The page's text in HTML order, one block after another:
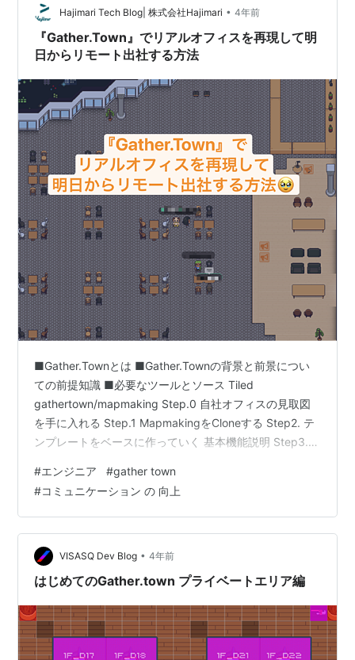
Hajimari Tech Blog| 株式会社Hajimari • 4年前
『Gather.Town』でリアルオフィスを再現して明
日からリモート出社する方法
■Gather.Townとは ■Gather.Townの背景と前景につい
ての前提知識 ■必要なツールとソース Tiled
gathertown/mapmaking Step.0 自社オフィスの見取図
を手に入れる Step.1 MapmakingをCloneする Step2. テ
ンプレートをベースに作っていく 基本機能説明 Step3.
く Extra Step1. 影を付ける Extra Step2. 背景を設定する
Step5. 画像を出力しGatherに設定 Step6. Tile Effectを
設定する Step7. 細かな効果…
#エンジニア #gather town
#コミュニケーション の 向上
VISASQ Dev Blog • 4年前
はじめてのGather.town プライベートエリア編